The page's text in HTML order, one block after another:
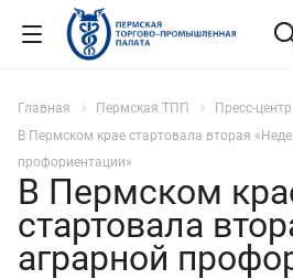
Главная Пермская ТПП Пресс-центр
В Пермском крае стартовала вторая
профориентации»
В Пермском
стартовала
аграрной